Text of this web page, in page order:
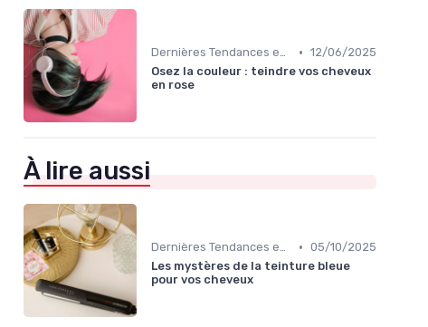
Dernières Tendances en Coloration • 12/06/2025
Osez la couleur : teindre vos cheveux
en rose
À lire aussi
Dernières Tendances en Coloration • 05/10/2025
Les mystères de la teinture bleue
pour vos cheveux